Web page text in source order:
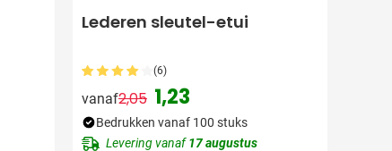
Lederen sleutel-etui
(6)
vanaf
Normale prijs
2,05 1,23
Bedrukken vanaf 100 stuks
Levering vanaf17 augustus